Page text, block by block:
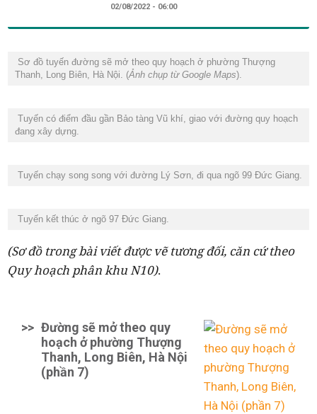
02/08/2022 - 06:00
Sơ đồ tuyến đường sẽ mở theo quy hoạch ở phường Thượng
Thanh, Long Biên, Hà Nội. (Ảnh chụp từ Google Maps).
Tuyến có điểm đầu gần Bảo tàng Vũ khí, giao với đường quy hoạch
đang xây dựng.
Tuyến chạy song song với đường Lý Sơn, đi qua ngõ 99 Đức Giang.
Tuyến kết thúc ở ngõ 97 Đức Giang.
(Sơ đồ trong bài viết được vẽ tương đối, căn cứ theo
Quy hoạch phân khu N10).
>> Đường sẽ mở theo quy
hoạch ở phường Thượng
Thanh, Long Biên, Hà Nội
(phần 7)